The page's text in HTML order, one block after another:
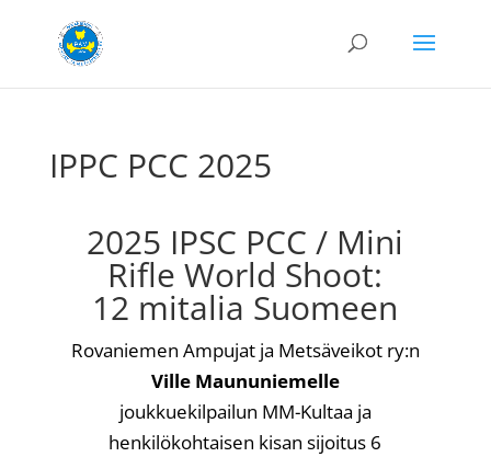
IPPC PCC 2025
2025 IPSC PCC / Mini
Rifle World Shoot:
12 mitalia Suomeen
Rovaniemen Ampujat ja Metsäveikot ry:n
Ville Maununiemelle
joukkuekilpailun MM-Kultaa ja
henkilökohtaisen kisan sijoitus 6